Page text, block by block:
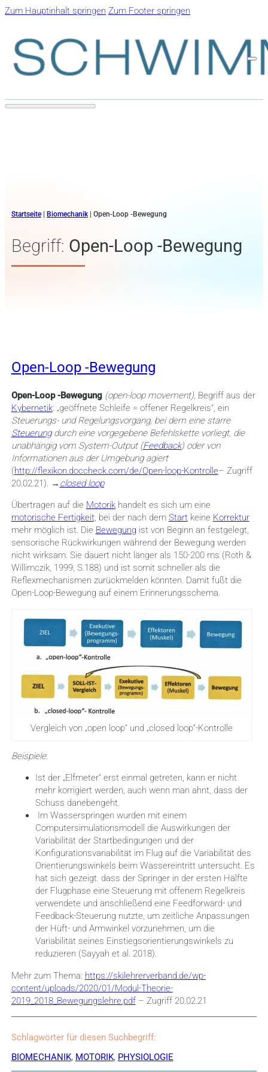
Zum Hauptinhalt springen Zum Footer springen
Startseite| Biomechanik| Open-Loop -Bewegung
Begriff: Open-Loop -Bewegung
Open-Loop -Bewegung
Open-Loop -Bewegung (open-loop movement), Begriff aus der
Kybernetik: „geöffnete Schleife = offener Regelkreis“, ein
Steuerungs- und Regelungsvorgang, bei dem eine starre
Steuerungdurch eine vorgegebene Befehlskette vorliegt, die
unabhängig vom System-Output (Feedback) oder von
Informationen aus der Umgebung agiert
(http://flexikon.doccheck.com/de/Open-loop-Kontrolle– Zugriff
20.02.21). → closed loop
Übertragen auf die Motorikhandelt es sich um eine
motorische Fertigkeit, bei der nach dem Startkeine Korrektur
mehr möglich ist. Die Bewegung ist von Beginn an festgelegt,
sensorische Rückwirkungen während der Bewegung werden
nicht wirksam. Sie dauert nicht länger als 150-200 ms (Roth &
Willimczik, 1999, S.188) und ist somit schneller als die
Reflexmechanismen zurückmelden könnten. Damit fußt die
Open-Loop-Bewegung auf einem Erinnerungsschema.
Vergleich von „open loop“ und „closed loop“-Kontrolle
Beispiele:
Ist der „Elfmeter“ erst einmal getreten, kann er nicht
mehr korrigiert werden, auch wenn man ahnt, dass der
Schuss danebengeht.
Im Wasserspringen wurden mit einem
Computersimulationsmodell die Auswirkungen der
Variabilität der Startbedingungen und der
Konfigurationsvariabilität im Flug auf die Variabilität des
Orientierungswinkels beim Wassereintritt untersucht. Es
hat sich gezeigt. dass der Springer in der ersten Hälfte
der Flugphase eine Steuerung mit offenem Regelkreis
verwendete und anschließend eine Feedforward- und
Feedback-Steuerung nutzte, um zeitliche Anpassungen
der Hüft- und Armwinkel vorzunehmen, um die
Variabilität seines Einstiegsorientierungswinkels zu
reduzieren (Sayyah et al. 2018).
Mehr zum Thema: https://skilehrerverband.de/wp-
content/uploads/2020/01/Modul-Theorie-
2019_2018_Bewegungslehre.pdf– Zugriff 20.02.21
Schlagwörter für diesen Suchbegriff:
BIOMECHANIK, MOTORIK, PHYSIOLOGIE